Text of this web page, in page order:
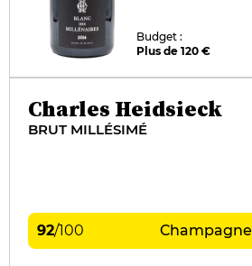
Budget :
Plus de 120 €
Charles Heidsieck
BRUT MILLÉSIMÉ
92/100 Champagne